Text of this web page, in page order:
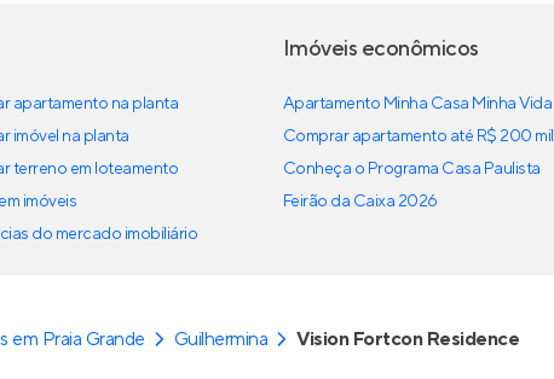
apartamento na planta
imóvel na planta
terreno em loteamento
imóveis
do mercado imobiliário
Imóveis econômicos
Apartamento Minha Casa Minha Vida
Comprar apartamento até R$ 200 mil
Conheça o Programa Casa Paulista
Feirão da Caixa 2026
em Praia Grande Guilhermina Vision Fortcon Residence